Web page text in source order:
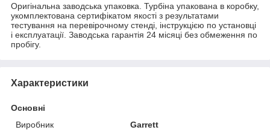
Оригінальна заводська упаковка. Турбіна упакована в коробку,
укомплектована сертифікатом якості з результатами
тестування на перевірочному стенді, інструкцією по установці
і експлуатації. Заводська гарантія 24 місяці без обмеження по
пробігу.
Характеристики
Основні
Виробник
Garrett